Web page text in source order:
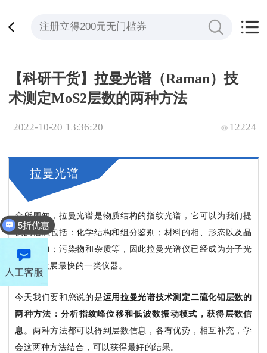
【科研干货】拉曼光谱（Raman）技
术测定MoS2层数的两种方法
2022-10-20 13:36:20 12224
拉曼光谱
众所周知，拉曼光谱是物质结构的指纹光谱，它可以为我们提
供的信息包括：化学结构和组分鉴别；材料的相、形态以及晶
型；应力；污染物和杂质等，因此拉曼光谱仪已经成为分子光
谱领域发展最快的一类仪器。
今天我们要和您说的是运用拉曼光谱技术测定二硫化钼层数的
两种方法：分析指纹峰位移和低波数振动模式，获得层数信
息。两种方法都可以得到层数信息，各有优势，相互补充，学
会这两种方法结合，可以获得最好的结果。
5折优惠